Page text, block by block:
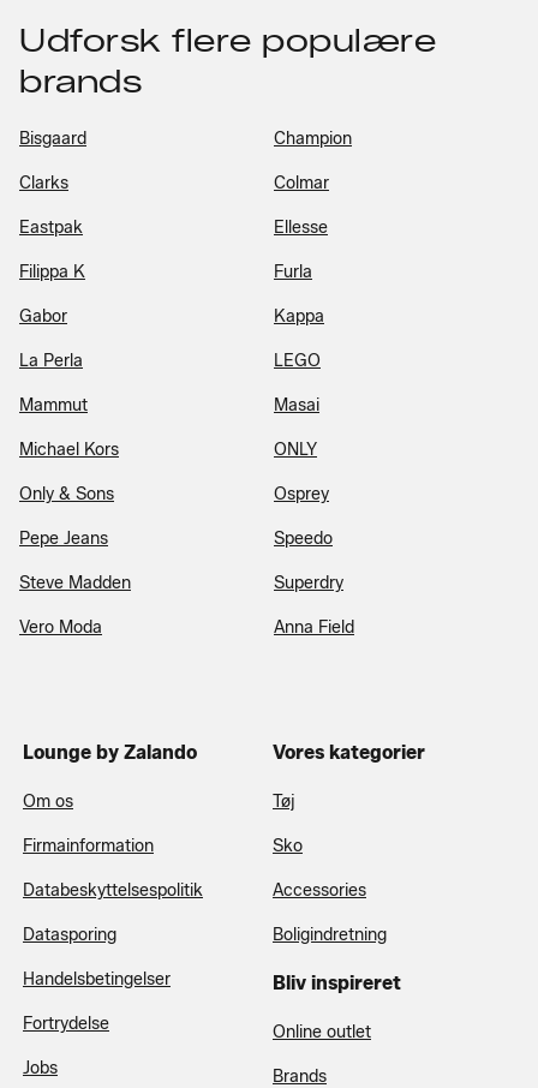
Udforsk flere populære
brands
Bisgaard Champion
Clarks Colmar
Eastpak Ellesse
Filippa K Furla
Gabor Kappa
La Perla LEGO
Mammut Masai
Michael Kors ONLY
Only & Sons Osprey
Pepe Jeans Speedo
Steve Madden Superdry
Vero Moda Anna Field
Lounge by Zalando
Om os
Firmainformation
Databeskyttelsespolitik
Datasporing
Handelsbetingelser
Fortrydelse
Jobs
Vores kategorier
Tøj
Sko
Accessories
Boligindretning
Bliv inspireret
Online outlet
Brands